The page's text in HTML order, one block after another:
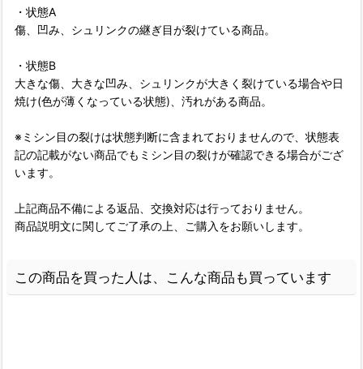
・状態A
傷、凹み、シュリンクの継ぎ目が裂けている商品。
・状態B
大きな傷、大きな凹み、シュリンクが大きく裂けている場合や日
焼け(色が薄くなっている状態)、汚れがある商品。
※ミシン目の裂けは状態判断に含まれておりませんので、状態表
記の記載がない商品でもミシン目の裂けが確認できる場合がござ
います。
上記商品不備による返品、交換対応は行っておりません。
商品説明文に関してご了承の上、ご購入をお願いします。
この商品を買った人は、こんな商品も買っています